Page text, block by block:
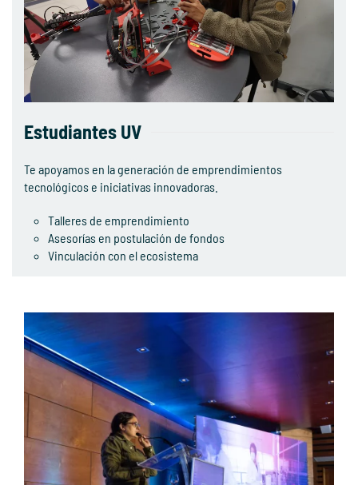
Estudiantes UV
Te apoyamos en la generación de emprendimientos
tecnológicos e iniciativas innovadoras.
Talleres de emprendimiento
Asesorías en postulación de fondos
Vinculación con el ecosistema